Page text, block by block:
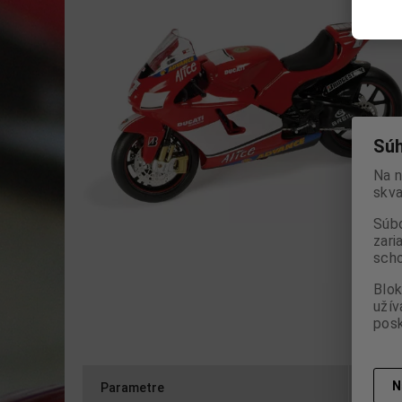
Parametre
Na